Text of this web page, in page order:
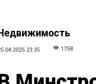
23:35 1758